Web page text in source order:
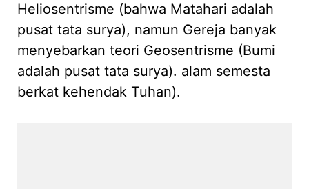
Heliosentrisme (bahwa Matahari adalah
pusat tata surya), namun Gereja banyak
menyebarkan teori Geosentrisme (Bumi
adalah pusat tata surya). alam semesta
berkat kehendak Tuhan).